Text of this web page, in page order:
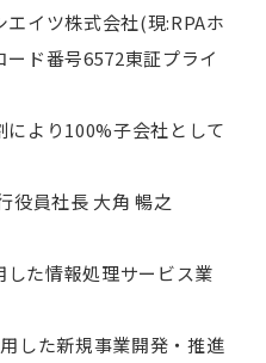
株式会社(現:RPAホ
ド番号6572東証プライ
100%子会社として
員社長 大角 暢之
た情報処理サービス業
規事業開発・推進